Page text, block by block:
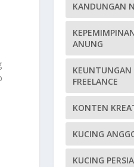
KANDUNGAN
ANUNG
KEUNTUNGAN
FREELANCE
KONTEN
KUCING
KUCING PERSIA